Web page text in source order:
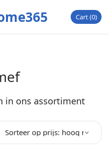
Cart 0
in ons assortiment